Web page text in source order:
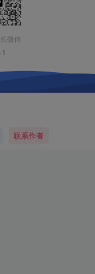
微信
联系作者